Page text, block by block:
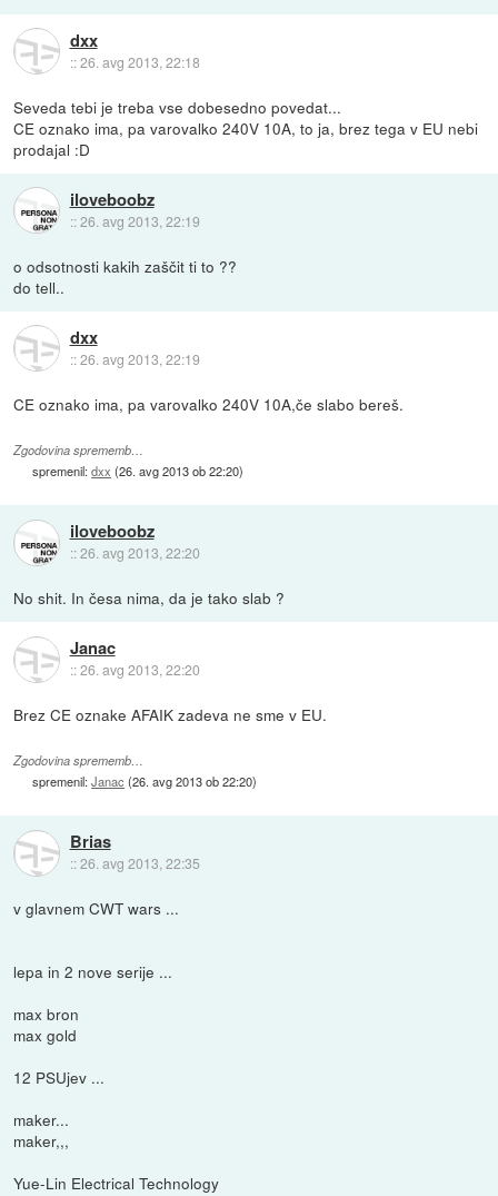
dxx
::26. avg 2013, 22:18
Seveda tebi je treba vse dobesedno povedat...
CE oznako ima, pa varovalko 240V 10A, to ja, brez tega v EU nebi
prodajal :D
iloveboobz
::26. avg 2013, 22:19
o odsotnosti kakih zaščit ti to ??
do tell..
dxx
::26. avg 2013, 22:19
CE oznako ima, pa varovalko 240V 10A,če slabo bereš.
Zgodovina sprememb…
spremenil:dxx (26. avg 2013 ob 22:20)
iloveboobz
::26. avg 2013, 22:20
No shit. In česa nima, da je tako slab ?
Janac
::26. avg 2013, 22:20
Brez CE oznake AFAIK zadeva ne sme v EU.
Zgodovina sprememb…
spremenil:Janac (26. avg 2013 ob 22:20)
Brias
::26. avg 2013, 22:35
v glavnem CWT wars ...
lepa in 2 nove serije ...
max bron
max gold
12 PSUjev ...
maker...
maker,,,
Yue-Lin Electrical Technology